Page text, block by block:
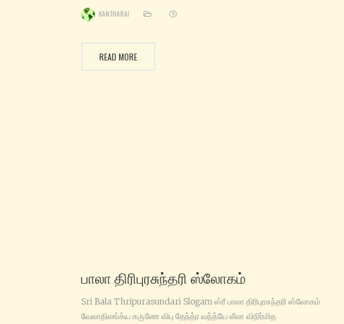
ஸம்ஹ்றுத்ய லோகான்வடபத்ரமத்யே ஶயானமாத்யம்தவிஹீனரூபம்
ஸம்தானகல்பத்ருமமாஶ்ரிதானாம் பாலம் முகும்தம் மனஸா ஸ்மராமி
KANTHARAJ
READ MORE
பாலா திரிபுரசுந்தரி ஸ்லோகம்
Sri Bala Thripurasundari Slogam ஸ்ரீ பாலா திரிபுரசுந்தரி ஸ்லோகம்
வேலாதிலங்க்ய கருணே விபு தேந்த்ர வந்த்யே லீலா விநிர்மித